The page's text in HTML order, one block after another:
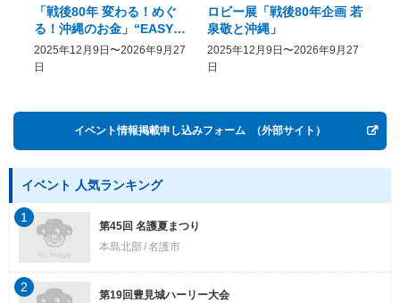
「戦後80年 変わる！めぐ
る！沖縄のお金」“EASY
COME, EASY GO － The
History of Money in
2025年12月9日〜2026年9月27
日
ロビー展「戦後80年企画 若
泉敬と沖縄」
2025年12月9日〜2026年9月27
日
イベント情報掲載申し込みフォーム （外部サイト）
イベント 人気ランキング
第45回 名護夏まつり
本島北部 名護市
1
第19回豊見城ハーリー大会
2